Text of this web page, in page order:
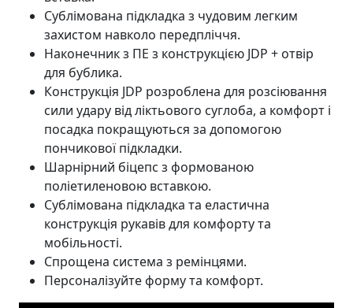
Сублімована підкладка з чудовим легким
захистом навколо передпліччя.
Наконечник з ПЕ з конструкцією JDP + отвір
для бублика.
Конструкція JDP розроблена для розсіювання
сили удару від ліктьового суглоба, а комфорт і
посадка покращуються за допомогою
пончикової підкладки.
Шарнірний біцепс з формованою
поліетиленовою вставкою.
Сублімована підкладка та еластична
конструкція рукавів для комфорту та
мобільності.
Спрощена система з ремінцями.
Персоналізуйте форму та комфорт.